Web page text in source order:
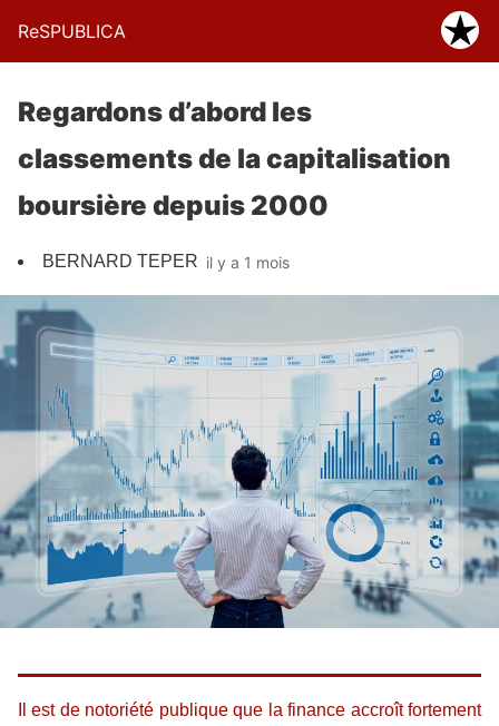
ReSPUBLICA
Regardons d’abord les
classements de la capitalisation
boursière depuis 2000
BERNARD TEPER il y a 1 mois
Il est de notoriété publique que la finance accroît fortement